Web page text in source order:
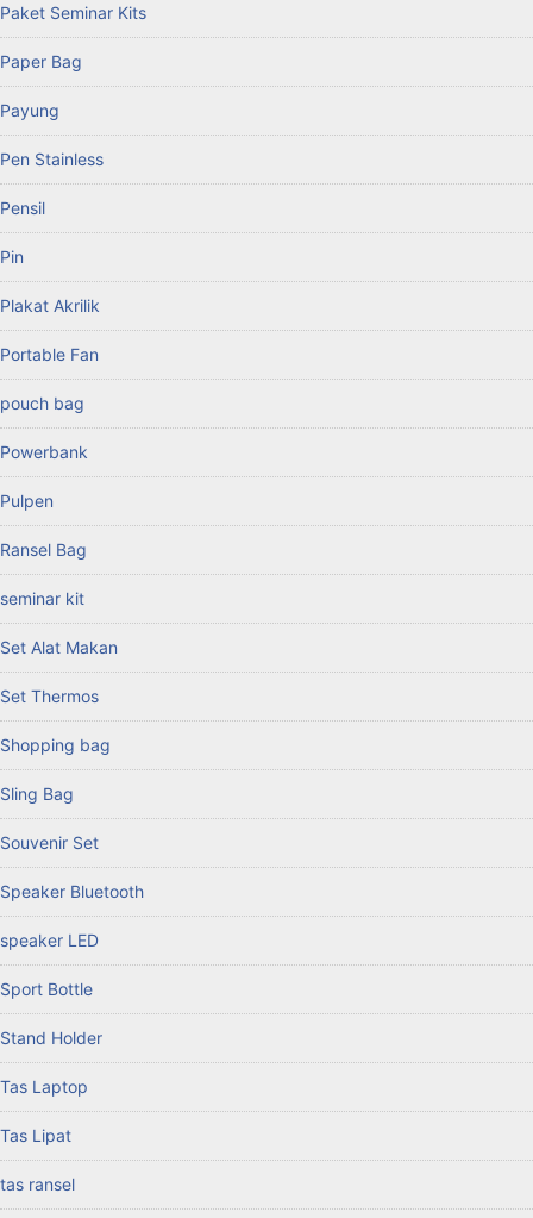
Paket Seminar Kits
Paper Bag
Payung
Pen Stainless
Pensil
Pin
Plakat Akrilik
Portable Fan
pouch bag
Powerbank
Pulpen
Ransel Bag
seminar kit
Set Alat Makan
Set Thermos
Shopping bag
Sling Bag
Souvenir Set
Speaker Bluetooth
speaker LED
Sport Bottle
Stand Holder
Tas Laptop
Tas Lipat
tas ransel